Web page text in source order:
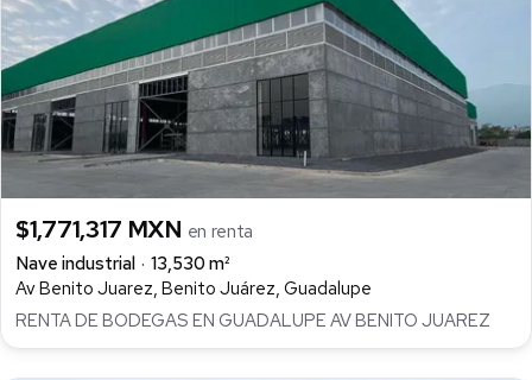
$1,771,317 MXN en renta
Nave industrial
13,530 m²
Av Benito Juarez, Benito Juárez, Guadalupe
RENTA DE BODEGAS EN GUADALUPE AV BENITO JUAREZ